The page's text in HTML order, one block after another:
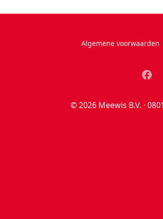
Algemene voorwaarden
© 2026 Meewis B.V. ·